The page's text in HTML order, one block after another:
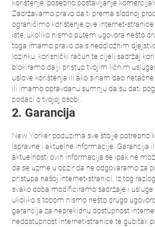
korištenje, posebno postavljanje
Zadržavamo pravo da ti prema slodnoj
ograničimo korištenje ove internet-
iste, ukoliko nismo putem ugovora nešto
toga imamo pravo da s neodložnim
lozinku, korisnički račun te cijeli sadržaj
blokiramo dalji pristup tvojim ličnim
uslove korištenja ili ako sinam dao
ili imamo opravdanu sumnju da su dati
podaci o tvojoj osobi.
2. Garancija
New Yorker poduzima sve što je potrebno
ispravne i aktuelne informacije. Garancija
aktuelnosti ovih informacija se ipak ne
da se uzme u obzir da ne odgovaramo za
pristupa našoj internet-stranici. Iz tog
svako doba modificiramo sadržaje i
ukoliko s tobom nismo nešto drugo
garancija za neprekidnu dostupnost
nedostupnost internet-stranice te gubitak